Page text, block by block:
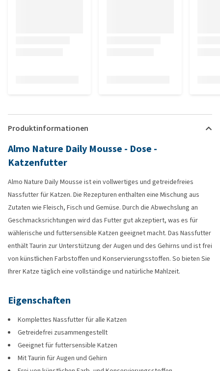
Produktinformationen
Almo Nature Daily Mousse - Dose -
Katzenfutter
Almo Nature Daily Mousse ist ein vollwertiges und getreidefreies
Nassfutter für Katzen. Die Rezepturen enthalten eine Mischung aus
Zutaten wie Fleisch, Fisch und Gemüse. Durch die Abwechslung an
Geschmacksrichtungen wird das Futter gut akzeptiert, was es für
wählerische und futtersensible Katzen geeignet macht. Das Nassfutter
enthält Taurin zur Unterstützung der Augen und des Gehirns und ist frei
von künstlichen Farbstoffen und Konservierungsstoffen. So bieten Sie
Ihrer Katze täglich eine vollständige und natürliche Mahlzeit.
Eigenschaften
Komplettes Nassfutter für alle Katzen
Getreidefrei zusammengestellt
Geeignet für futtersensible Katzen
Mit Taurin für Augen und Gehirn